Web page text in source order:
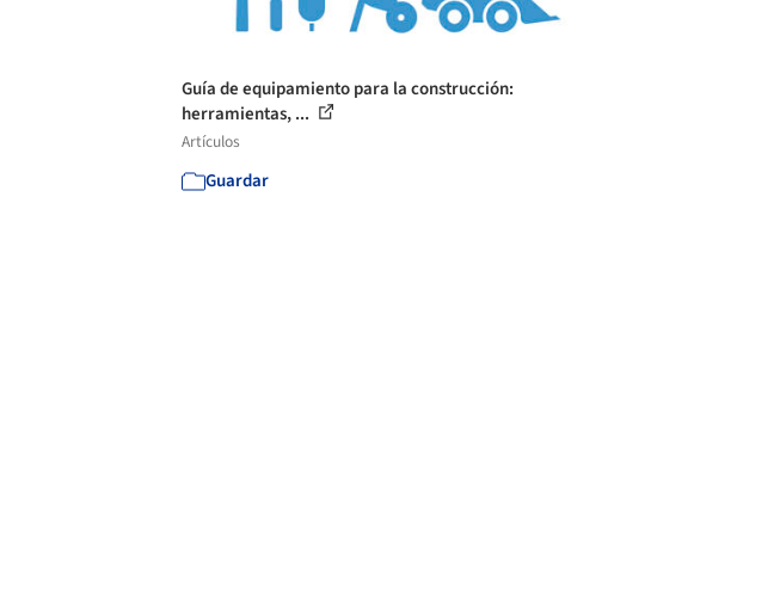
Guía de equipamiento para la construcción:
herramientas, ...
Artículos
Guardar